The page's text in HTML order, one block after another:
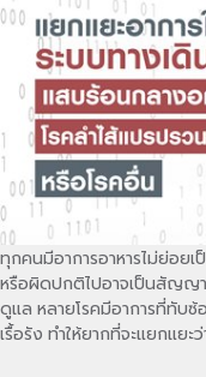
ทุกคนมีอาการอาหารไม่ย่อยเ
หรือผิดปกติไปอาจเป็นสัญญ
ดูแล หลายโรคมีอาการที่ทับ
เรื้อรัง ทำให้ยากที่จะแยกแยะ